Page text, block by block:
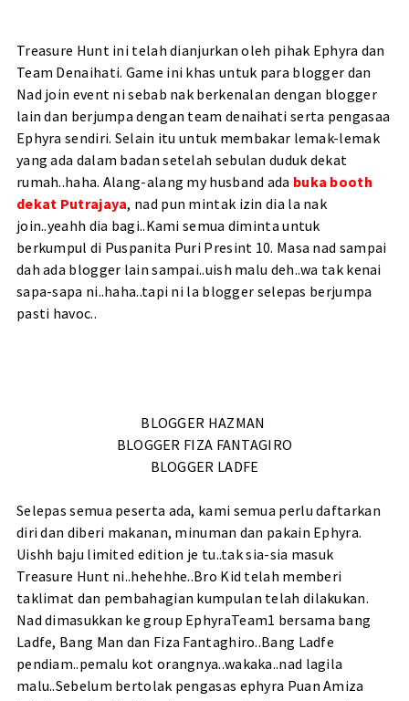
Treasure Hunt ini telah dianjurkan oleh pihak Ephyra dan
Team Denaihati. Game ini khas untuk para blogger dan
Nad join event ni sebab nak berkenalan dengan blogger
lain dan berjumpa dengan team denaihati serta pengasaa
Ephyra sendiri. Selain itu untuk membakar lemak-lemak
yang ada dalam badan setelah sebulan duduk dekat
rumah..haha. Alang-alang my husband ada buka booth
dekat Putrajaya, nad pun mintak izin dia la nak
join..yeahh dia bagi..Kami semua diminta untuk
berkumpul di Puspanita Puri Presint 10. Masa nad sampai
dah ada blogger lain sampai..uish malu deh..wa tak kenai
sapa-sapa ni..haha..tapi ni la blogger selepas berjumpa
pasti havoc..
BLOGGER HAZMAN
BLOGGER FIZA FANTAGIRO
BLOGGER LADFE
Selepas semua peserta ada, kami semua perlu daftarkan
diri dan diberi makanan, minuman dan pakain Ephyra.
Uishh baju limited edition je tu..tak sia-sia masuk
Treasure Hunt ni..hehehhe..Bro Kid telah memberi
taklimat dan pembahagian kumpulan telah dilakukan.
Nad dimasukkan ke group EphyraTeam1 bersama bang
Ladfe, Bang Man dan Fiza Fantaghiro..Bang Ladfe
pendiam..pemalu kot orangnya..wakaka..nad lagila
malu..Sebelum bertolak pengasas ephyra Puan Amiza